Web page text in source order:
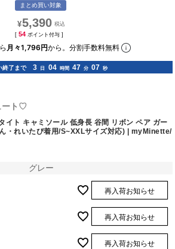
まとめ買い対象
¥5,390
[ 54 ポイント付与 ]
月々1,796円から。分割手数料無料
終了まで 3 日 04 時間 47 分 06 秒
ート♡
イト キャミソール 低身長 谷間 リボン ペア ガー
・れいたぴ着用/S~XXLサイズ対応) | myMinette/
グレー
再入荷お知らせ
再入荷お知らせ
再入荷お知らせ